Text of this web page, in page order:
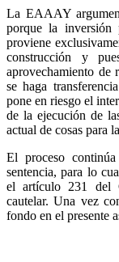
La EAAAY
porque la
proviene
construcción y
aprovechamiento de
se haga
pone en riesgo el
de la ejecución de
actual de cosas para
El proceso
sentencia, para lo
el artículo 231 del
cautelar. Una vez
fondo en el presente